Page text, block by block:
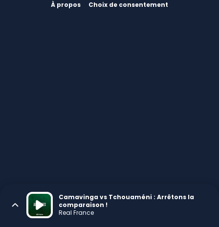
À propos Choix de consentement
Camavinga vs Tchouaméni : Arrêtons la
comparaison !
Real France